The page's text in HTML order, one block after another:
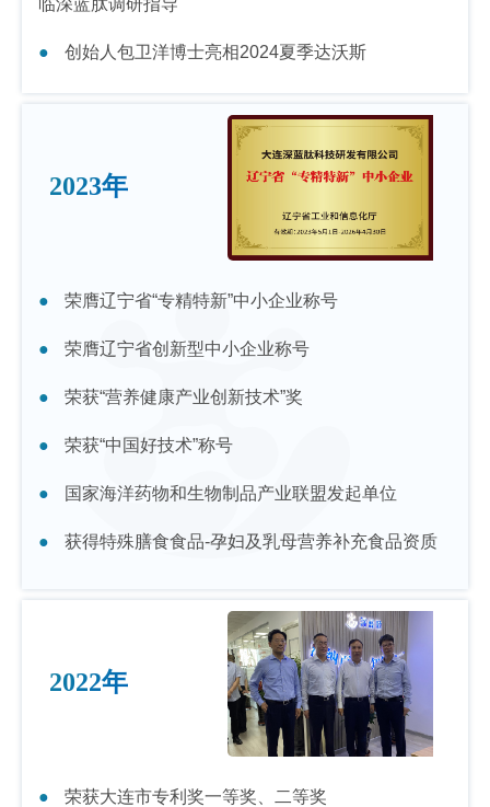
临深蓝肽调研指导
创始人包卫洋博士亮相2024夏季达沃斯
荣膺辽宁省“专精特新”中小企业称号
荣膺辽宁省创新型中小企业称号
荣获“营养健康产业创新技术”奖
荣获“中国好技术”称号
国家海洋药物和生物制品产业联盟发起单位
获得特殊膳食食品-孕妇及乳母营养补充食品资质
2023年
荣获大连市专利奖一等奖、二等奖
2022年